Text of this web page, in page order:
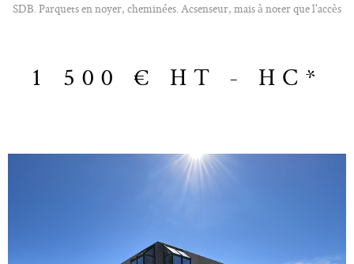
SDB. Parquets en noyer, cheminées. Acsenseur, mais à noter que l'accès
1 500 € HT - HC*